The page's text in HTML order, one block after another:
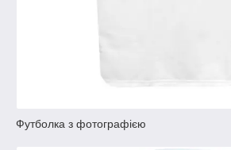
Футболка з фотографією